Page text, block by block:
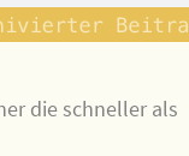
die schneller als